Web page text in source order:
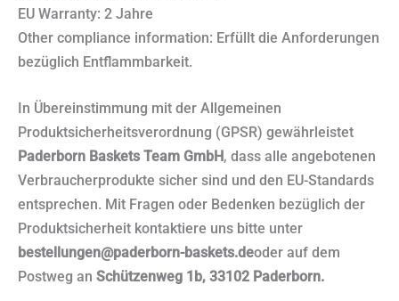
EU Warranty: 2 Jahre
Other compliance information: Erfüllt die Anforderungen
bezüglich Entflammbarkeit.
In Übereinstimmung mit der Allgemeinen
Produktsicherheitsverordnung (GPSR) gewährleistet
Paderborn Baskets Team GmbH, dass alle angebotenen
Verbraucherprodukte sicher sind und den EU-Standards
entsprechen. Mit Fragen oder Bedenken bezüglich der
Produktsicherheit kontaktiere uns bitte unter
bestellungen@paderborn-baskets.deoder auf dem
Postweg an Schützenweg 1b, 33102 Paderborn.